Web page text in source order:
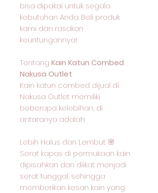
bisa dipakai untuk segala
kebutuhan Anda. Beli produk
kami dan rasakan
keuntungannya!
Tentang Kain Katun Combed
Nakusa Outlet
Kain katun combed dijual di
Nakusa Outlet memiliki
beberapa kelebihan, di
antaranya adalah:
Lebih Halus dan Lembut 🌸
Serat kapas di permukaan kain
dipisahkan dan diikat menjadi
serat tunggal, sehingga
memberikan kesan kain yang